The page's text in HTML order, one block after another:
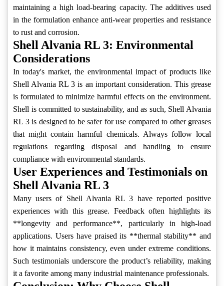
maintaining a high load-bearing capacity. The additives used
in the formulation enhance anti-wear properties and resistance
to rust and corrosion.
Shell Alvania RL 3: Environmental
Considerations
In today's market, the environmental impact of products like
Shell Alvania RL 3 is an important consideration. This grease
is formulated to minimize harmful effects on the environment.
Shell is committed to sustainability, and as such, Shell Alvania
RL 3 is designed to be safer for use compared to other greases
that might contain harmful chemicals. Always follow local
regulations regarding disposal and handling to ensure
compliance with environmental standards.
User Experiences and Testimonials on
Shell Alvania RL 3
Many users of Shell Alvania RL 3 have reported positive
experiences with this grease. Feedback often highlights its
**longevity and performance**, particularly in high-load
applications. Users have praised its **thermal stability** and
how it maintains consistency, even under extreme conditions.
Such testimonials underscore the product’s reliability, making
it a favorite among many industrial maintenance professionals.